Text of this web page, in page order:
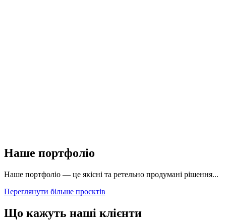
Наше портфоліо
Наше портфоліо — це якісні та ретельно продумані рішення...
Переглянути більше проєктів
Що кажуть наші клієнти